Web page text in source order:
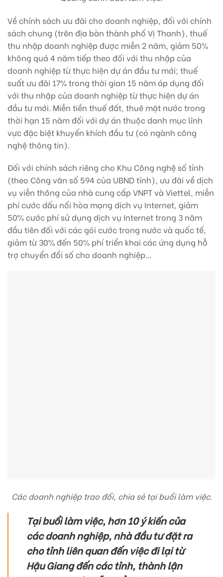
Về chính sách ưu đãi cho doanh nghiệp, đối với chính
sách chung (trên địa bàn thành phố Vị Thanh), thuế
thu nhập doanh nghiệp được miễn 2 năm, giảm 50%
không quá 4 năm tiếp theo đối với thu nhập của
doanh nghiệp từ thực hiện dự án đầu tư mới; thuế
suất ưu đãi 17% trong thời gian 15 năm áp dụng đối
với thu nhập của doanh nghiệp từ thực hiện dự án
đầu tư mới. Miễn tiền thuế đất, thuê mặt nước trong
thời hạn 15 năm đối với dự án thuộc danh mục lĩnh
vực đặc biệt khuyến khích đầu tư (có ngành công
nghệ thông tin).
Đối với chính sách riêng cho Khu Công nghệ số tỉnh
(theo Công văn số 594 của UBND tỉnh), ưu đãi về dịch
vụ viễn thông của nhà cung cấp VNPT và Viettel, miễn
phí cước dấu nối hòa mạng dịch vụ Internet, giảm
50% cước phí sử dụng dịch vụ Internet trong 3 năm
đầu tiên đối với các gói cước trong nước và quốc tế,
giảm từ 30% đến 50% phí triển khai các ứng dụng hỗ
trợ chuyển đổi số cho doanh nghiệp…
Các doanh nghiệp trao đổi, chia sẻ tại buổi làm việc.
Tại buổi làm việc, hơn 10 ý kiến của
các doanh nghiệp, nhà đầu tư đặt ra
cho tỉnh liên quan đến việc đi lại từ
Hậu Giang đến các tỉnh, thành lận